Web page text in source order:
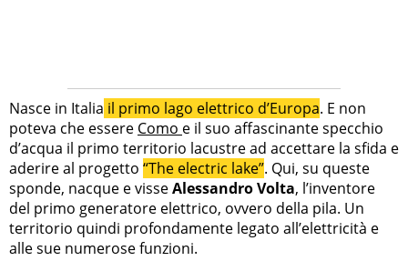
Nasce in Italia il primo lago elettrico d’Europa. E non
poteva che essere Como e il suo affascinante specchio
d’acqua il primo territorio lacustre ad accettare la sfida e
aderire al progetto “The electric lake”. Qui, su queste
sponde, nacque e visseAlessandro Volta, l’inventore
del primo generatore elettrico, ovvero della pila. Un
territorio quindi profondamente legato all’elettricità e
alle sue numerose funzioni.